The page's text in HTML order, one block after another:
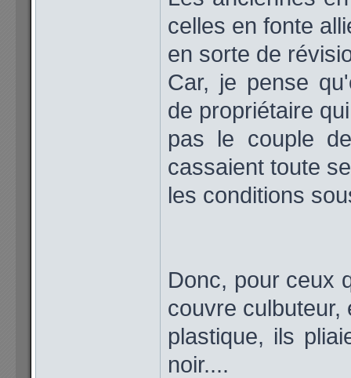
celles en fonte
en sorte de
Car, je pense
de propriétaire
pas le couple
cassaient toute
les conditions
Donc, pour ceux
couvre culbuteur,
plastique, ils
noir....